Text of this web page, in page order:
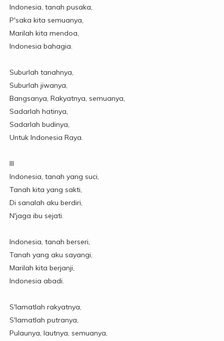
Indonesia, tanah pusaka,
P'saka kita semuanya,
Marilah kita mendoa,
Indonesia bahagia.
Suburlah tanahnya,
Suburlah jiwanya,
Bangsanya, Rakyatnya, semuanya,
Sadarlah hatinya,
Sadarlah budinya,
Untuk Indonesia Raya.
III
Indonesia, tanah yang suci,
Tanah kita yang sakti,
Di sanalah aku berdiri,
N'jaga ibu sejati.
Indonesia, tanah berseri,
Tanah yang aku sayangi,
Marilah kita berjanji,
Indonesia abadi.
S'lamatlah rakyatnya,
S'lamatlah putranya,
Pulaunya, lautnya, semuanya,